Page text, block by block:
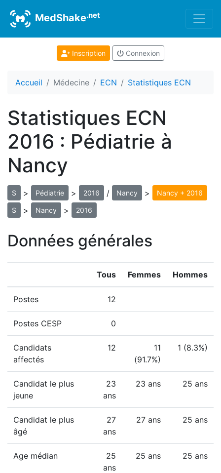
MedShake.net
Inscription Connexion
Accueil Médecine ECN Statistiques ECN
Statistiques ECN
2016 : Pédiatrie à
Nancy
S > Pédiatrie > 2016 / Nancy > Nancy + 2016
S > Nancy > 2016
Données générales
Tous Femmes Hommes
Postes 12
Postes CESP 0
Candidats
affectés
12
11
(91.7%)
1 (8.3%)
Candidat le plus
jeune
23
ans
23 ans 25 ans
Candidat le plus
âgé
27
ans
27 ans 25 ans
Age médian
25
ans
25 ans 25 ans